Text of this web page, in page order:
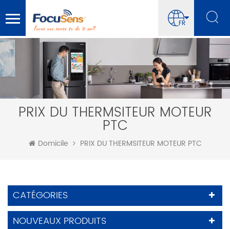
FR
PRIX DU THERMSITEUR MOTEUR
PTC
Domicile PRIX DU THERMSITEUR MOTEUR PTC
CATÉGORIES
NOUVEAUX PRODUITS